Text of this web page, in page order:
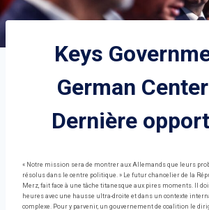
Keys
German
Dernière
« Notre mission sera de montrer aux Allemands que leurs
résolus dans le centre politique. » Le futur chancelier de la
Merz, fait face à une tâche titanesque aux pires moments. Il
heures avec une hausse ultra-droite et dans un contexte
complexe. Pour y parvenir, un gouvernement de coalition le